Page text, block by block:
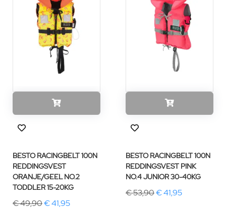
BESTO RACINGBELT 100N
REDDINGSVEST
ORANJE/GEEL NO.2
TODDLER 15-20KG
€ 49,90€ 41,95
BESTO RACINGBELT 100N
REDDINGSVEST PINK
NO.4 JUNIOR 30-40KG
€ 53,90€ 41,95